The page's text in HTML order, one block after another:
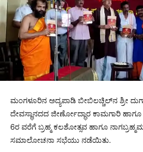
ಮಂಗಳೂರಿನ ಅದ್ಯಪಾಡಿ ಬೀಬಿಲಚ್ಚಿಲ್‍ನ ಶ್ರೀ
ದೇವಸ್ಥಾನದದ ಜೀರ್ಣೋದ್ಧಾರ ಕಾಮಗಾರಿ
6ರ ವರೆಗೆ ಬ್ರಹ್ಮ ಕಲಶೋತ್ಸವ ಹಾಗೂ
ಸಮಾಲೋಚನಾ ಸಭೆಯು ನಡೆಯಿತು.